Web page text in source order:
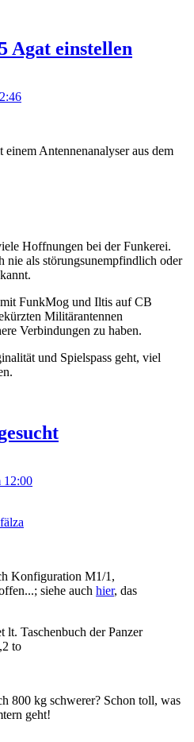
Agat einstellen
Antennenanalyser aus dem
Hoffnungen bei der Funkerei.
nie als störungsunempfindlich oder
FunkMog und Iltis auf CB
Militärantennen
Verbindungen zu haben.
und Spielspass geht, viel
12:00
Konfiguration M1/1,
siehe auch hier, das
lt. Taschenbuch der Panzer
to
800 kg schwerer? Schon toll, was
geht!